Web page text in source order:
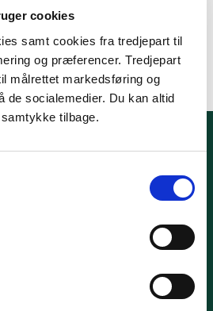
cookies
samt cookies fra tredjepart til
og præferencer. Tredjepart
målrettet markedsføring og
de socialemedier. Du kan altid
tilbage.
og Vandmiljø